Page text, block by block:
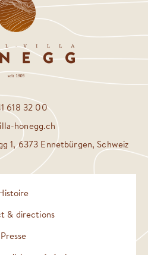
618 32 00
honegg.ch
1, 6373 Ennetbürgen, Schweiz
& directions
Presse